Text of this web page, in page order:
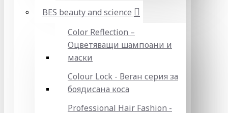
BES beauty and science
Color Reflection –
Оцветяващи шампоани и
маски
Colour Lock - Веган серия за
боядисана коса
Professional Hair Fashion -